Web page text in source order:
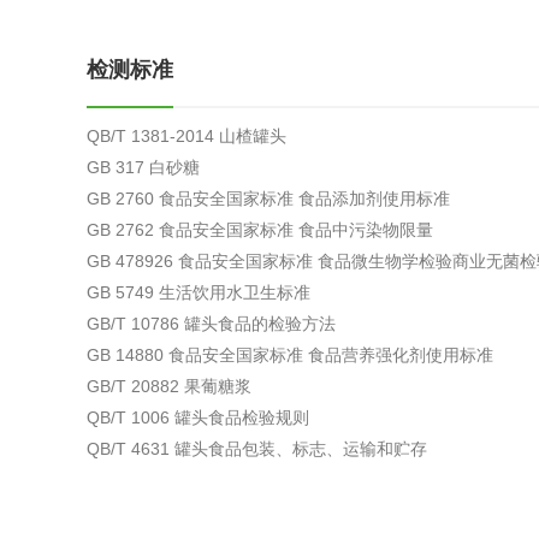
检测标准
QB/T 1381-2014 山楂罐头
GB 317 白砂糖
GB 2760 食品安全国家标准 食品添加剂使用标准
GB 2762 食品安全国家标准 食品中污染物限量
GB 478926 食品安全国家标准 食品微生物学检验商业无菌检
GB 5749 生活饮用水卫生标准
GB/T 10786 罐头食品的检验方法
GB 14880 食品安全国家标准 食品营养强化剂使用标准
GB/T 20882 果葡糖浆
QB/T 1006 罐头食品检验规则
QB/T 4631 罐头食品包装、标志、运输和贮存